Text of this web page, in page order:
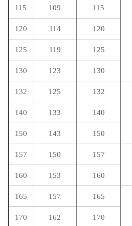
115 109 115
120 114 120
125 119 125
130 123 130
132 125 132
140 133 140
150 143 150
157 150
157
160
153 160
165 157 165
170 162 170